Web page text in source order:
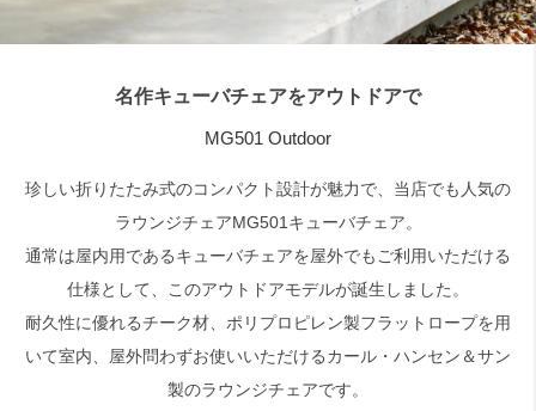
名作キューバチェアをアウトドアで
MG501 Outdoor
珍しい折りたたみ式のコンパクト設計が魅力で、当店でも人気の
ラウンジチェアMG501キューバチェア。
通常は屋内用であるキューバチェアを屋外でもご利用いただける
仕様として、このアウトドアモデルが誕生しました。
耐久性に優れるチーク材、ポリプロピレン製フラットロープを用
いて室内、屋外問わずお使いいただけるカール・ハンセン＆サン
製のラウンジチェアです。